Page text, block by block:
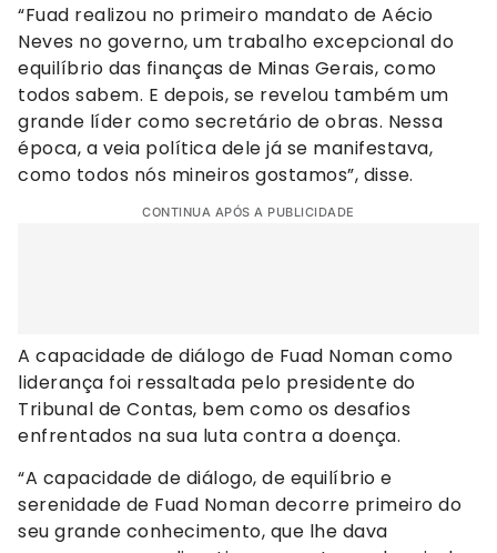
“Fuad realizou no primeiro mandato de Aécio
Neves no governo, um trabalho excepcional do
equilíbrio das finanças de Minas Gerais, como
todos sabem. E depois, se revelou também um
grande líder como secretário de obras. Nessa
época, a veia política dele já se manifestava,
como todos nós mineiros gostamos”, disse.
CONTINUA APÓS A PUBLICIDADE
A capacidade de diálogo de Fuad Noman como
liderança foi ressaltada pelo presidente do
Tribunal de Contas, bem como os desafios
enfrentados na sua luta contra a doença.
“A capacidade de diálogo, de equilíbrio e
serenidade de Fuad Noman decorre primeiro do
seu grande conhecimento, que lhe dava